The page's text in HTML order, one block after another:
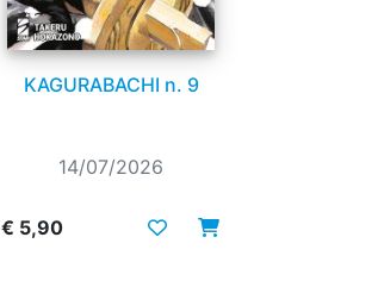
KAGURABACHI n. 9
14/07/2026
€ 5,90